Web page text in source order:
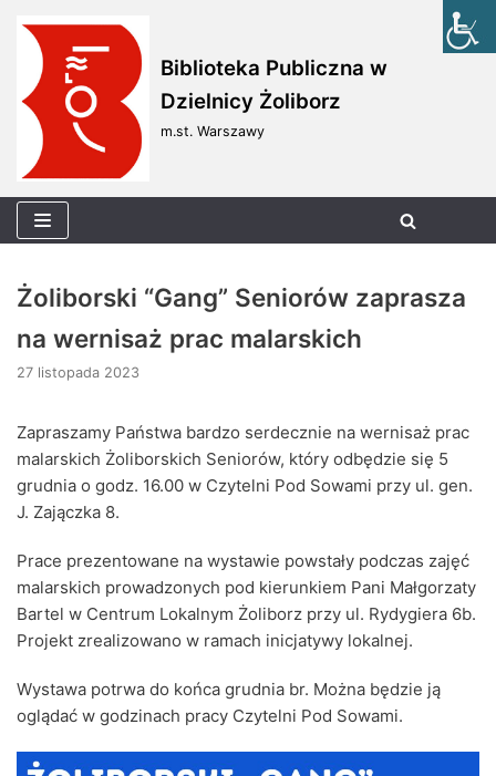
Skocz
do
treści
Biblioteka Publiczna w
Dzielnicy Żoliborz
m.st. Warszawy
Żoliborski “Gang” Seniorów zaprasza
na wernisaż prac malarskich
27 listopada 2023
Zapraszamy Państwa bardzo serdecznie na wernisaż prac
malarskich Żoliborskich Seniorów, który odbędzie się 5
grudnia o godz. 16.00 w Czytelni Pod Sowami przy ul. gen.
J. Zajączka 8.
Prace prezentowane na wystawie powstały podczas zajęć
malarskich prowadzonych pod kierunkiem Pani Małgorzaty
Bartel w Centrum Lokalnym Żoliborz przy ul. Rydygiera 6b.
Projekt zrealizowano w ramach inicjatywy lokalnej.
Wystawa potrwa do końca grudnia br. Można będzie ją
oglądać w godzinach pracy Czytelni Pod Sowami.